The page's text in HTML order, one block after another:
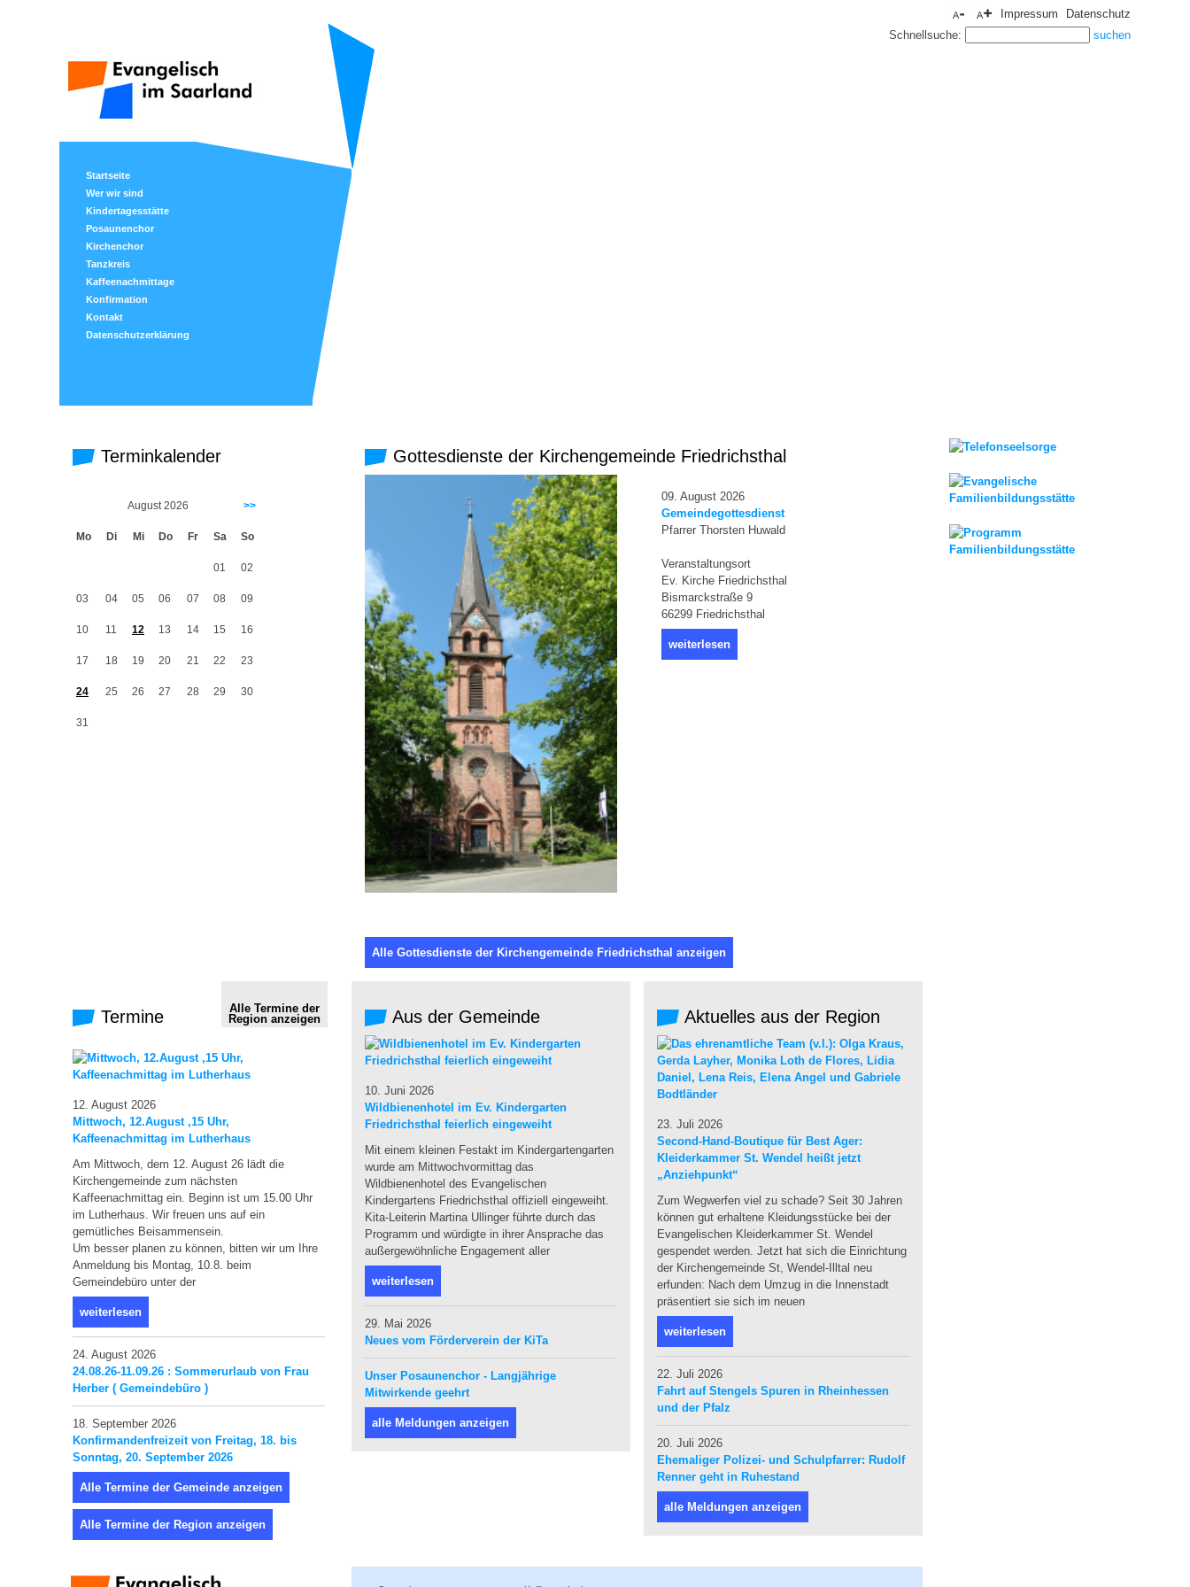
Startseite
Wer wir sind
Kindertagesstätte
Posaunenchor
Kirchenchor
Tanzkreis
Kaffeenachmittage
Konfirmation
Kontakt
Datenschutzerklärung
Impressum
Datenschutz
Schnellsuche:
Terminkalender
August 2026 >>
Mo Di Mi Do Fr Sa So
01 02
03 04 05 06 07 08 09
10 11 12 13 14 15 16
17 18 19 20 21 22 23
24 25 26 27 28 29 30
31
Gottesdienste der Kirchengemeinde Friedrichsthal
09. August 2026
Gemeindegottesdienst
Pfarrer Thorsten Huwald
Veranstaltungsort
Ev. Kirche Friedrichsthal
Bismarckstraße 9
66299 Friedrichsthal
weiterlesen
Alle Gottesdienste der Kirchengemeinde Friedrichsthal anzeigen
Termine
Alle Termine der
Region anzeigen
12. August 2026
Mittwoch, 12.August ,15 Uhr,
Kaffeenachmittag im Lutherhaus
Am Mittwoch, dem 12. August 26 lädt die
Kirchengemeinde zum nächsten
Kaffeenachmittag ein. Beginn ist um 15.00 Uhr
im Lutherhaus. Wir freuen uns auf ein
gemütliches Beisammensein.
Um besser planen zu können, bitten wir um Ihre
Anmeldung bis Montag, 10.8. beim
Gemeindebüro unter der
weiterlesen
24. August 2026
24.08.26-11.09.26 : Sommerurlaub von Frau
Herber ( Gemeindebüro )
18. September 2026
Konfirmandenfreizeit von Freitag, 18. bis
Sonntag, 20. September 2026
Alle Termine der Gemeinde anzeigen
Alle Termine der Region anzeigen
Aus der Gemeinde
10. Juni 2026
Wildbienenhotel im Ev. Kindergarten
Friedrichsthal feierlich eingeweiht
Mit einem kleinen Festakt im Kindergartengarten
wurde am Mittwochvormittag das
Wildbienenhotel des Evangelischen
Kindergartens Friedrichsthal offiziell eingeweiht.
Kita-Leiterin Martina Ullinger führte durch das
Programm und würdigte in ihrer Ansprache das
außergewöhnliche Engagement aller
weiterlesen
29. Mai 2026
Neues vom Förderverein der KiTa
Unser Posaunenchor - Langjährige
Mitwirkende geehrt
alle Meldungen anzeigen
Aktuelles aus der Region
23. Juli 2026
Second-Hand-Boutique für Best Ager:
Kleiderkammer St. Wendel heißt jetzt
„Anziehpunkt“
Zum Wegwerfen viel zu schade? Seit 30 Jahren
können gut erhaltene Kleidungsstücke bei der
Evangelischen Kleiderkammer St. Wendel
gespendet werden. Jetzt hat sich die Einrichtung
der Kirchengemeinde St, Wendel-Illtal neu
erfunden: Nach dem Umzug in die Innenstadt
präsentiert sie sich im neuen
weiterlesen
22. Juli 2026
Fahrt auf Stengels Spuren in Rheinhessen
und der Pfalz
20. Juli 2026
Ehemaliger Polizei- und Schulpfarrer: Rudolf
Renner geht in Ruhestand
alle Meldungen anzeigen